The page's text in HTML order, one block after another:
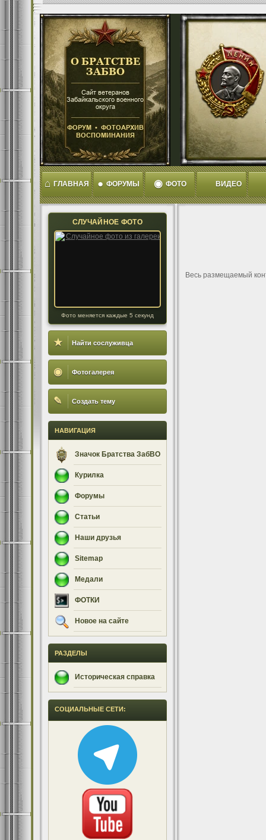
⌂ ГЛАВНАЯ ● ФОРУМЫ ◉ ФОТО ВИДЕО
СЛУЧАЙНОЕ ФОТО
Фото меняется каждые 5 секунд
★ Найти сослуживца
◉ Фотогалерея
✎ Создать тему
НАВИГАЦИЯ
Значок Братства ЗабВО
Курилка
Форумы
Статьи
Наши друзья
Sitemap
Медали
ФОТКИ
Новое на сайте
РАЗДЕЛЫ
Историческая справка
СОЦИАЛЬНЫЕ СЕТИ:
Весь размещаемый